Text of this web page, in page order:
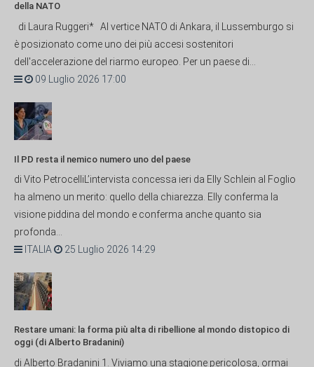
della NATO
di Laura Ruggeri* Al vertice NATO di Ankara, il Lussemburgo si
è posizionato come uno dei più accesi sostenitori
dell'accelerazione del riarmo europeo. Per un paese di...
09 Luglio 2026 17:00
Il PD resta il nemico numero uno del paese
di Vito PetrocelliL’intervista concessa ieri da Elly Schlein al Foglio
ha almeno un merito: quello della chiarezza. Elly conferma la
visione piddina del mondo e conferma anche quanto sia
profonda...
ITALIA
25 Luglio 2026 14:29
Restare umani: la forma più alta di ribellione al mondo distopico di
oggi (di Alberto Bradanini)
di Alberto Bradanini 1. Viviamo una stagione pericolosa, ormai